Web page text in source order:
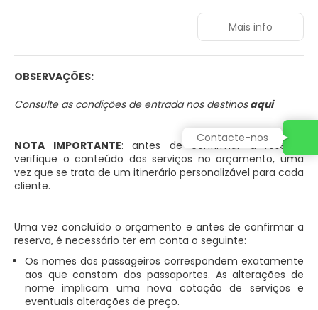
Aproveite as opções de lazer, como piscina de
temporada, ou aprecie a vista em um terraço e um
Sinta-se em casa em um de nossos 10 quartos com ar-
condicionado que apresentam cozinhas com geladeiras
e fogão. Os quartos possuem varandas particulares. Nos
quartos, você encontra smart TVs 32 polegadas com
canais digitais para a sua diversão, além de Wi-Fi de
cortesia para navegar na web. As comodidades incluem
cofres e salas de estar separadas. Além disso, você
também pode solicitar berços (cortesia).
As comodidades presentes incluem check-out expresso
Mais info
OBSERVAÇÕES:
Consulte as condições de entrada nos destinos aqui
NOTA IMPORTANTE: antes de confirmar a reserva,
verifique o conteúdo dos serviços no orçamento, uma
vez que se trata de um itinerário personalizável para cada
cliente.
Uma vez concluído o orçamento e antes de confirmar a
reserva, é necessário ter em conta o seguinte:
Os nomes dos passageiros correspondem exatamente
aos que constam dos passaportes. As alterações de
nome implicam uma nova cotação de serviços e
eventuais alterações de preço.
Contacte-nos